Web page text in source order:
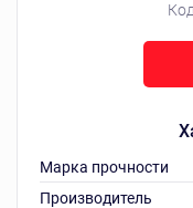
Марка прочности
Производитель